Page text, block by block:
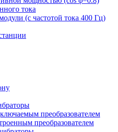
тока
(с частотой тока 400 Гц)
преобразователем
преобразователем